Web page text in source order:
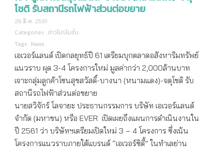
โชติ รับสถานีรถไฟฟ้าส่วนต่อขยาย
26 มี.ค. 2561
Categories : ข่าวโปรโมชั่น
Tags : News
เอเวอร์แลนด์ เปิดกลยุทธ์ปี 61 เตรียมบุกตลาดอสังหาริมทรัพย์
แนวราบ ผุด 3-4 โครงการใหม่ มูลค่ากว่า 2,000ล้านบาท
เจาะกลุ่มลูกค้าโซนสุขสวัสดิ์-บางนา (หนามแดง)-จตุโชติ รับ
สถานีรถไฟฟ้าส่วนต่อขยาย
นายสวิจักร์ โลจายะ ประธานกรรมการ บริษัท เอเวอร์แลนด์
จำกัด (มหาชน) หรือ EVER เปิดเผยถึงแผนการดำเนินงานใน
ปี 2561 ว่า บริษัทฯเตรียมเปิดใหม่ 3 – 4 โครงการ ซึ่งเน้น
โครงการแนวราบภายใต้แบรนด์ “เอเวอร์ซิตี้” ในทำเลย่าน